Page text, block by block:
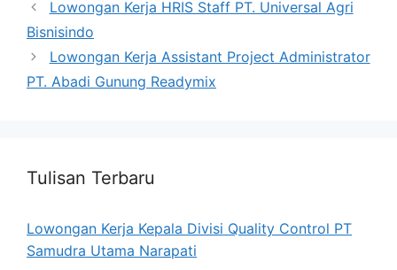
Lowongan Kerja HRIS Staff PT. Universal Agri
Bisnisindo
Lowongan Kerja Assistant Project Administrator
PT. Abadi Gunung Readymix
Tulisan Terbaru
Lowongan Kerja Kepala Divisi Quality Control PT
Samudra Utama Narapati